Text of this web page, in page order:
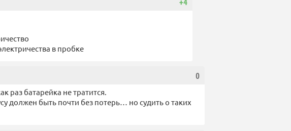
+4
в пробке
0
раз батарейка не тратится.
должен быть почти без потерь… но судить о таких